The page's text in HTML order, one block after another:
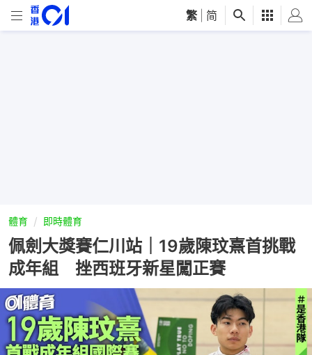
繁 简
體育 即時體育
佩劍大獎賽仁川站｜19歲陳玟熹首挑戰
成年組 挫西班牙新星闖正賽